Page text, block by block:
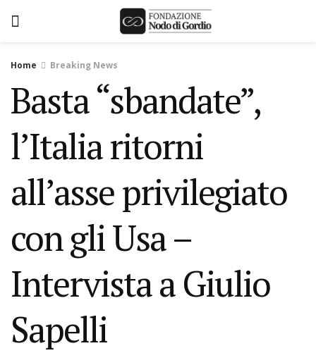
Home Breaking News
Basta “sbandate”,
l’Italia ritorni
all’asse privilegiato
con gli Usa –
Intervista a Giulio
Sapelli